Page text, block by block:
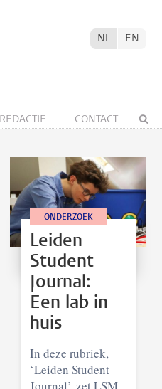
REDACTIE CONTACT
NL EN
ONDERZOEK
Leiden
Student
Journal:
Een lab in
huis
In deze rubriek,
‘Leiden Student